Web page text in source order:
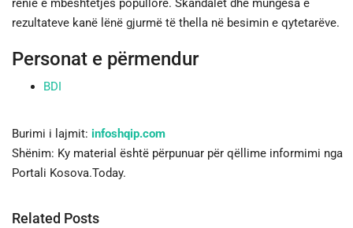
rënie e mbështetjes popullore. Skandalet dhe mungesa e
rezultateve kanë lënë gjurmë të thella në besimin e qytetarëve.
Personat e përmendur
BDI
Burimi i lajmit: infoshqip.com
Shënim: Ky material është përpunuar për qëllime informimi nga
Portali Kosova.Today.
Related Posts